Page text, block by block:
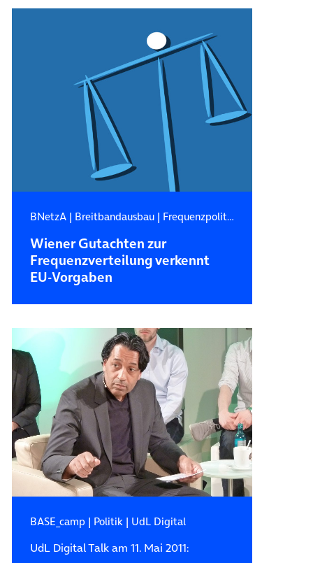
BNetzA| Breitbandausbau| Frequenzpolitik
Wiener Gutachten zur
Frequenzverteilung verkennt
EU-Vorgaben
BASE_camp | Politik| UdL Digital
UdL Digital Talk am 11. Mai 2011: